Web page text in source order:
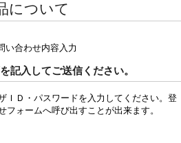
について
記入してご送信ください。
ＩＤ・パスワードを入力してください。登
ォームへ呼び出すことが出来ます。